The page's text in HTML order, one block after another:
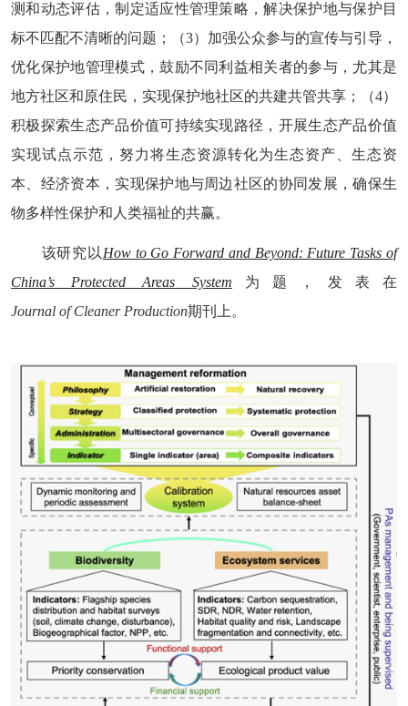
测和动态评估，制定适应性管理策略，解决保护地与保护目
标不匹配不清晰的问题 ； （3） 加强公众参与的宣传与引导 ，
优化保护地管理模式，鼓励不同利益相关者的参与 ，尤其是
地方社区和原住民，实现保护地社区的共建共管共享 ； （4）
积极探索生态产品价值可持续实现路径 ， 开展生态产品价值
实现试点示范，努力将生态资源转化为生态资产、生态资
本、经济资本，实现保护地与周边社区的协同发展，确保生
物多样性保护和人类福祉的共赢。
该研究以 How to Go Forward and Beyond: Future Tasks of
China’s Protected Areas System 为题，发表在
Journal of Cleaner Production期刊上 。